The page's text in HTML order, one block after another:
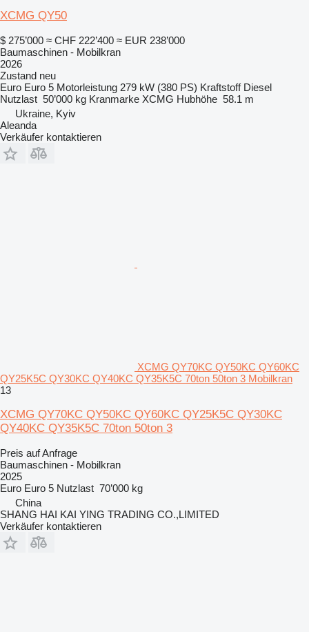
XCMG QY50
$ 275’000 ≈ CHF 222’400 ≈ EUR 238’000
Baumaschinen - Mobilkran
2026
Zustand neu
Euro Euro 5 Motorleistung 279 kW (380 PS) Kraftstoff Diesel
Nutzlast 50’000 kg Kranmarke XCMG Hubhöhe 58.1 m
Ukraine, Kyiv
Aleanda
Verkäufer kontaktieren
XCMG QY70KC QY50KC QY60KC
QY25K5C QY30KC QY40KC QY35K5C 70ton 50ton 3 Mobilkran
13
XCMG QY70KC QY50KC QY60KC QY25K5C QY30KC
QY40KC QY35K5C 70ton 50ton 3
Preis auf Anfrage
Baumaschinen - Mobilkran
2025
Euro Euro 5 Nutzlast 70’000 kg
China
SHANG HAI KAI YING TRADING CO.,LIMITED
Verkäufer kontaktieren